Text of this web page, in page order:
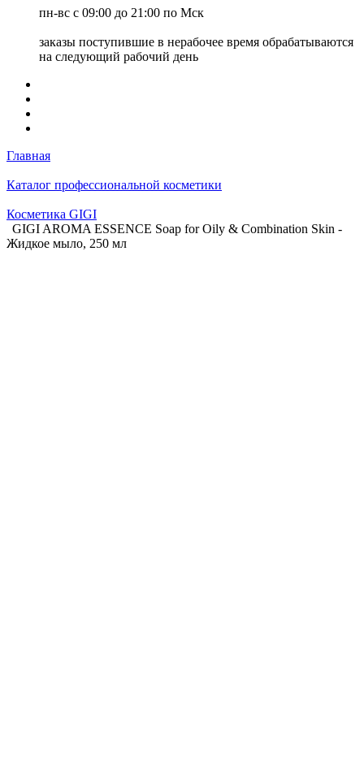
пн-вс с 09:00 до 21:00 по Мск
заказы поступившие в нерабочее время обрабатываются
на следующий рабочий день
Главная
Каталог профессиональной косметики
Косметика GIGI
GIGI AROMA ESSENCE Soap for Oily & Combination Skin -
Жидкое мыло, 250 мл